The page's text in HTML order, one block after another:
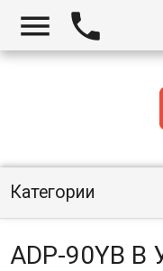
 
Категории
ADP-90YB B